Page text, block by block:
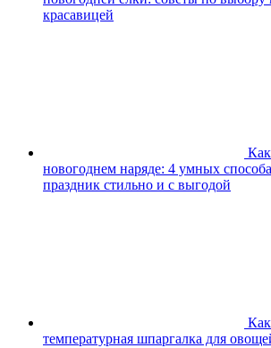
красавицей
новогоднем наряде: 4 умных
праздник стильно и с выгодой
температурная шпаргалка для